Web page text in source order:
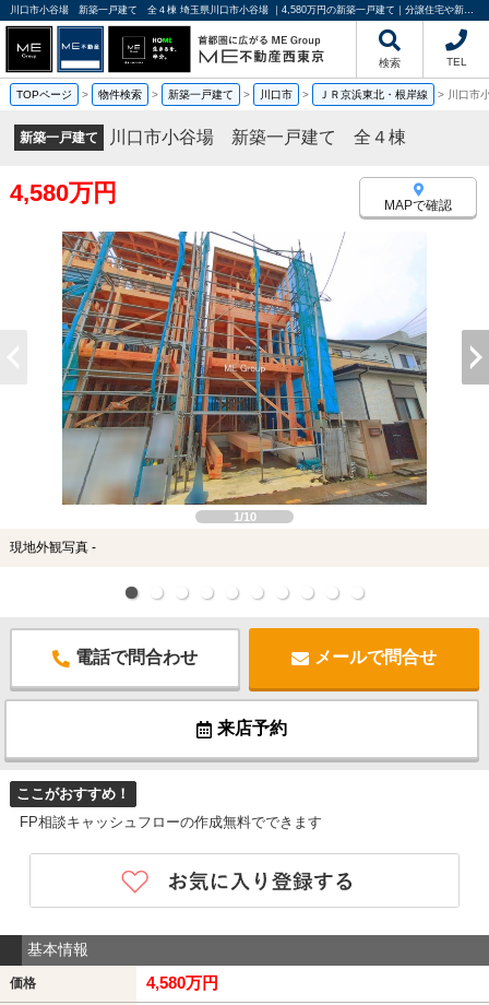
川口市小谷場 新築一戸建て 全４棟 埼玉県川口市小谷場 ｜4,580万円の新築一戸建て｜分譲住宅や新築物件｜ME不動産西東京
検索 TEL
TOPページ > 物件検索 > 新築一戸建て > 川口市 > ＪＲ京浜東北・根岸線 > 川口
新築一戸建て 川口市小谷場 新築一戸建て 全４棟
4,580万円 MAPで確認
1/10
現地外観写真 -
電話で問合わせ メールで問合せ
来店予約
ここがおすすめ！
FP相談キャッシュフローの作成無料でできます
基本情報
価格 4,580万円